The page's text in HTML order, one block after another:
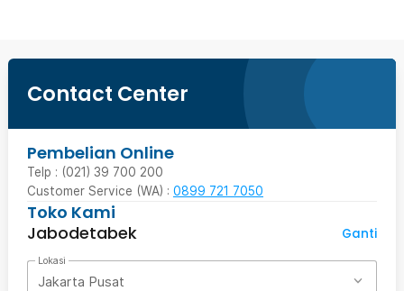
Contact Center
Pembelian Online
Telp : (021) 39 700 200
Customer Service (WA) : 0899 721 7050
Toko Kami
Jabodetabek
Ganti
Lokasi
Jakarta Pusat